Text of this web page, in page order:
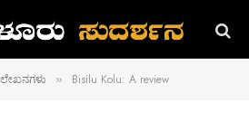
ಲೇಖನಗಳು » Bisilu Kolu: A review